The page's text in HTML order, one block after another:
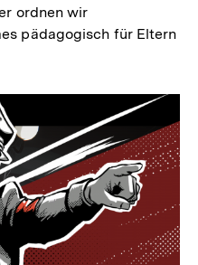
ordnen wir
pädagogisch für Eltern